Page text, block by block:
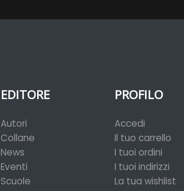
EDITORE
Autori
Collane
News
Eventi
Scuole
PROFILO
Accedi
Il tuo carrello
I tuoi ordini
I tuoi indirizzi
La tua wishlist